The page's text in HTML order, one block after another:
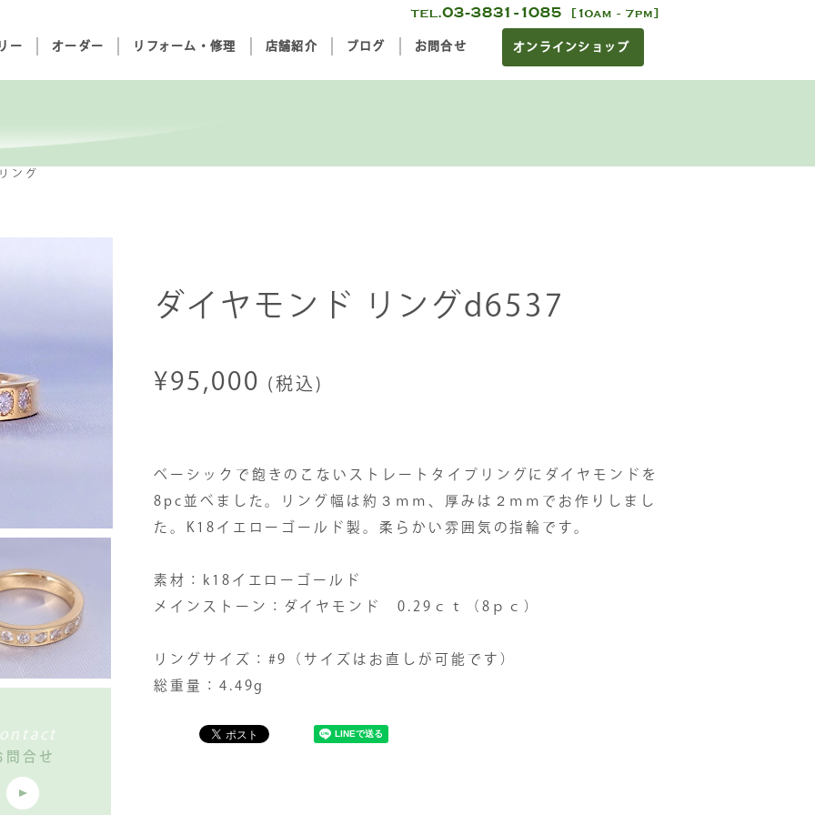
ー オーダー リフォーム・修理 店舗紹介 ブログ お問合せ オンラインショップ
ング
ダイヤモンド リングd6537
¥95,000 (税込)
ベーシックで飽きのこないストレートタイプリングにダイヤモンドを
8pc並べました。リング幅は約３ｍｍ、厚みは２ｍｍでお作りしまし
た。K18イエローゴールド製。柔らかい雰囲気の指輪です。
素材：k18イエローゴールド
メインストーン：ダイヤモンド 0.29ｃｔ（8ｐｃ）
リングサイズ：#9（サイズはお直しが可能です）
総重量：4.49g
問合せ